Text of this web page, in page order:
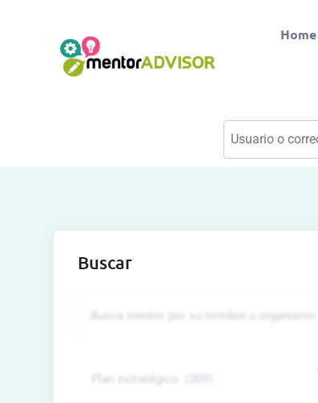
Home
Buscar